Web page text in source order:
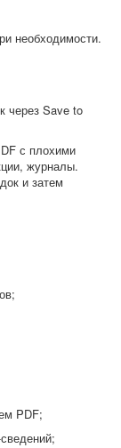
необходимости.
через Save to
с плохими
журналы.
и затем
PDF;